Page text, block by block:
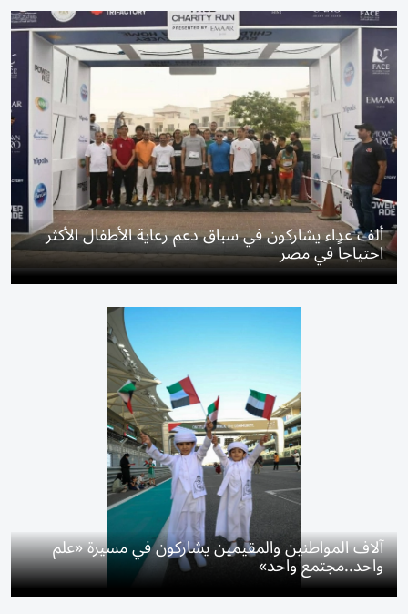
ألف عداء يشاركون في سباق دعم رعاية الأطفال الأكثر
احتياجاً في مصر
آلاف المواطنين والمقيمين يشاركون في مسيرة «علم
واحد..مجتمع واحد»